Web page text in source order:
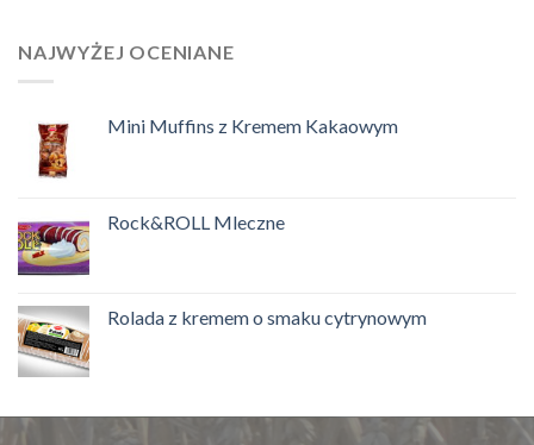
NAJWYŻEJ OCENIANE
Mini Muffins z Kremem Kakaowym
Rock&ROLL Mleczne
Rolada z kremem o smaku cytrynowym